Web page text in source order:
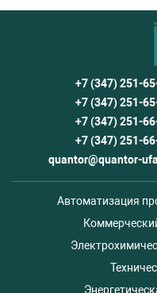
+7 (347) 251-
+7 (347) 251-
+7 (347) 251-
+7 (347) 251-
quantor@quantor-
Автоматизация